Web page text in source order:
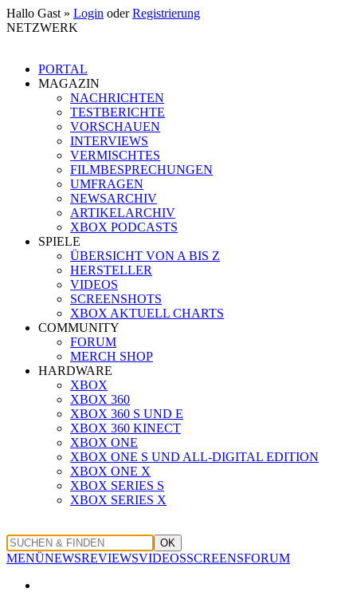
Hallo Gast » Login oderRegistrierung
NETZWERK
PORTAL
MAGAZIN
NACHRICHTEN
TESTBERICHTE
VORSCHAUEN
INTERVIEWS
VERMISCHTES
FILMBESPRECHUNGEN
UMFRAGEN
NEWSARCHIV
ARTIKELARCHIV
XBOX PODCASTS
SPIELE
ÜBERSICHT VON A BIS Z
HERSTELLER
VIDEOS
SCREENSHOTS
XBOX AKTUELL CHARTS
COMMUNITY
FORUM
MERCH SHOP
HARDWARE
XBOX
XBOX 360
XBOX 360 S UND E
XBOX 360 KINECT
XBOX ONE
XBOX ONE S UND ALL-DIGITAL EDITION
XBOX ONE X
XBOX SERIES S
XBOX SERIES X
OK
MENÜNEWSREVIEWSVIDEOSSCREENSFORUM